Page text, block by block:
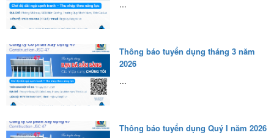
...
Thông báo tuyển dụng tháng 3 năm
2026
...
Thông báo tuyển dụng Quý I năm 2026